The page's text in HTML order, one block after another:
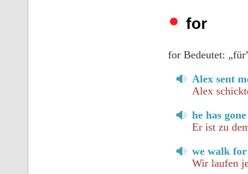
for
for Bedeutet:
Alex sent
Alex
he has
Er ist zu
we walk
Wir laufen